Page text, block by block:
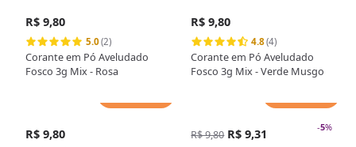
R$ 9,80
5.0(2)
Corante em Pó Aveludado
Fosco 3g Mix - Rosa
R$ 9,80
4.8(4)
Corante em Pó Aveludado
Fosco 3g Mix - Verde Musgo
R$ 9,80 -5%
R$ 9,80 R$ 9,31